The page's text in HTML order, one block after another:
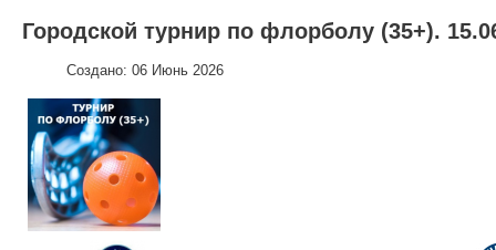
Городской турнир по флорболу (35+).
Создано: 06 Июнь 2026